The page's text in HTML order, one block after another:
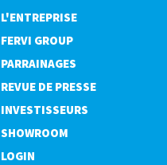
L'ENTREPRISE
FERVI GROUP
PARRAINAGES
REVUE DE PRESSE
INVESTISSEURS
SHOWROOM
LOGIN